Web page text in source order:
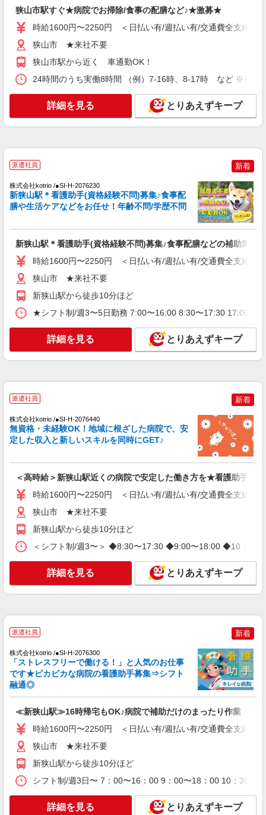
時給1600円〜2250円 ＜日払い有/週払い有/交
通費全支給(ガソリン代含む)＞
狭山市 ★来社不要
キープ
派遣社員
株式会社kotrio /●SI-H-2101646
NEW
高級シニアマンションで健康相談/見回りなど
時給2400円〜3000円 ＜日払い有/週払い有/交
キープ 詳細を見る
NEW
＜高時給＞新狭山駅近くの病院で安定した働
き方を★看護助手♪
時給1600円〜2250円 ＜日払い有/週払い有/交
狭山市 ★来社不要
キープ 詳細を見る
NEW
看護師さんのサポート担当＊未経験OK！き
【正社員】月給240,000〜400,000円 ・基本
給：200,000円〜220,000円 ・資格手当：10,000〜
30,000円 ・役職手当：10,000〜70,000円 ・処遇改
善手当：20,000〜60,000円（勤続年数、保有資格
により変動） ・固定残業手当：20,000円（10時
間） ※固定残業時間を超過する場合には超過勤務
手当として別途支給 ・夜勤手当：10,000円/1回
（上記給与とは別に支給） 下記資格をお持ちの方
歓迎 ・認知症介護基礎研修 ・初任者研修 ・実務
埼玉県狭山市
詳細を見る
株式会社kotrio /●SW-S-2156336
NEW
看護師さんのサポート担当＊未経験OK！き
れいな病院で介助など＊
ン代含む)＞
埼玉県狭山市
職業紹介
株式会社kotrio /●SW-S-2157167
NEW
＼正社員／資格も経験も手に入る◎病院の看
護助手募集！
【正社員】月給240,000〜400,000円 ・基本
給：200,000円〜220,000円 ・資格手当：10,000〜
30,000円 ・役職手当：10,000〜70,000円 ・処遇改
により変動） ・固定残業手当：20,000円（10時
手当として別途支給 ・夜勤手当：10,000円/1回
（上記給与とは別に支給） 下記資格をお持ちの方
者研修 ・介護福祉士 など
派遣社員
株式会社kotrio /●SI-H-2101628
≪新狭山駅≫
時給2400円〜3000円 ＜日払い有/週払い有/交
通費全支給(ガソリン代含む)＞
狭山市駅すぐ★病院でお掃除/食事の配膳など♪★激募★
時給1600円〜2250円 ＜日払い有/週払い有/交通費全支給(ガ
狭山市 ★来社不要
狭山市駅から近く 車通勤OK！
24時間のうち実働8時間 （例）7-16時、8-17時 など ※夜勤
詳細を見る とりあえずキープ
派遣社員 新着
株式会社kotrio /●SI-H-2076230
新狭山駅＊看護助手(資格経験不問)募集♪食事配
膳や生活ケアなどをお任せ！年齢不問/学歴不問
新狭山駅＊看護助手(資格経験不問)募集♪食事配膳などの補助業務
時給1600円〜2250円 ＜日払い有/週払い有/交通費全支給(ガ
狭山市 ★来社不要
新狭山駅から徒歩10分ほど
★シフト制/週3〜5日勤務 7:00〜16:00 8:30〜17:30 17:00〜
詳細を見る とりあえずキープ
派遣社員 新着
株式会社kotrio /●SI-H-2076440
無資格・未経験OK！地域に根ざした病院で、安
定した収入と新しいスキルを同時にGET♪
＜高時給＞新狭山駅近くの病院で安定した働き方を★看護助手♪
時給1600円〜2250円 ＜日払い有/週払い有/交通費全支給(ガ
狭山市 ★来社不要
新狭山駅から徒歩10分ほど
＜シフト制/週3〜＞ ◆8:30〜17:30 ◆9:00〜18:00 ◆10：00
詳細を見る とりあえずキープ
派遣社員 新着
株式会社kotrio /●SI-H-2076300
「ストレスフリーで働ける！」と人気のお仕事
です★ピカピカな病院の看護助手募集⇒シフト
融通◎
≪新狭山駅≫16時帰宅もOK♪病院で補助だけのまったり作業
時給1600円〜2250円 ＜日払い有/週払い有/交通費全支給(ガ
狭山市 ★来社不要
新狭山駅から徒歩10分ほど
シフト制/週3日〜 7：00〜16：00 9：00〜18：00 10：30
詳細を見る とりあえずキープ